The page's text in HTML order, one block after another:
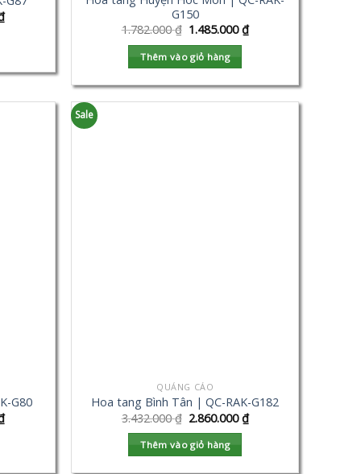
G150
1.782.000₫ 1.485.000₫
Thêm vào giỏ hàng
G80
Sale
QUẢNG CÁO
Hoa tang Bình Tân | QC-RAK-G182
3.432.000₫ 2.860.000₫
Thêm vào giỏ hàng